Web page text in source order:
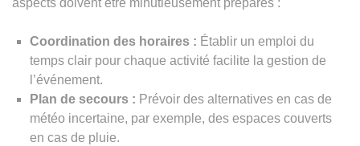
aspects doivent être minutieusement préparés :
Coordination des horaires : Établir un emploi du
temps clair pour chaque activité facilite la gestion de
l’événement.
Plan de secours : Prévoir des alternatives en cas de
météo incertaine, par exemple, des espaces couverts
en cas de pluie.